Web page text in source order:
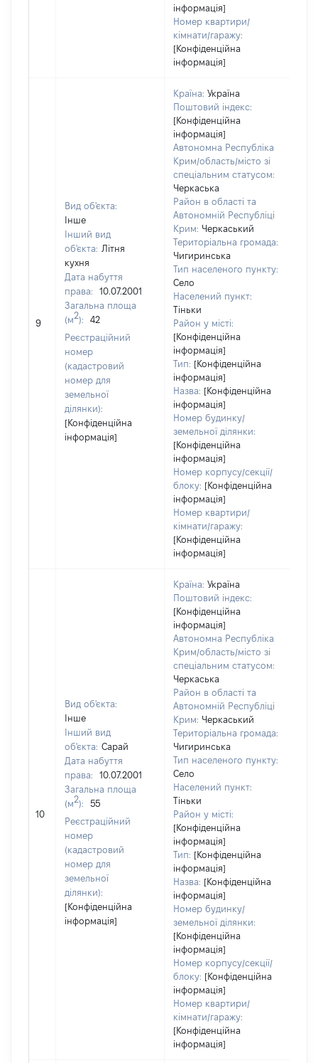
інформація]
Номер квартири/
кімнати/гаражу:
[Конфіденційна
інформація]
9
Вид об'єкта:
Інше
Інший вид
об'єкта: Літня
кухня
Дата набуття
права:
10.07.2001
Загальна площа
(м2):
42
Реєстраційний
номер
(кадастровий
номер для
земельної
ділянки):
[Конфіденційна
інформація]
Країна: Україна
Поштовий індекс:
[Конфіденційна
інформація]
Автономна Республіка
Крим/область/місто зі
спеціальним статусом:
Черкаська
Район в області та
Автономній Республіці
Крим: Черкаський
Територіальна громада:
Чигиринська
Тип населеного пункту:
Село
Населений пункт:
Тіньки
Район у місті:
[Конфіденційна
інформація]
Тип: [Конфіденційна
інформація]
Назва: [Конфіденційна
інформація]
Номер будинку/
земельної ділянки:
[Конфіденційна
інформація]
Номер корпусу/секції/
блоку: [Конфіденційна
інформація]
Номер квартири/
кімнати/гаражу:
[Конфіденційна
інформація]
10
Вид об'єкта:
Інше
Інший вид
об'єкта: Сарай
Дата набуття
права:
10.07.2001
Загальна площа
(м2):
55
Реєстраційний
номер
(кадастровий
номер для
земельної
ділянки):
[Конфіденційна
інформація]
Країна: Україна
Поштовий індекс:
[Конфіденційна
інформація]
Автономна Республіка
Крим/область/місто зі
спеціальним статусом:
Черкаська
Район в області та
Автономній Республіці
Крим: Черкаський
Територіальна громада:
Чигиринська
Тип населеного пункту:
Село
Населений пункт:
Тіньки
Район у місті:
[Конфіденційна
інформація]
Тип: [Конфіденційна
інформація]
Назва: [Конфіденційна
інформація]
Номер будинку/
земельної ділянки:
[Конфіденційна
інформація]
Номер корпусу/секції/
блоку: [Конфіденційна
інформація]
Номер квартири/
кімнати/гаражу:
[Конфіденційна
інформація]